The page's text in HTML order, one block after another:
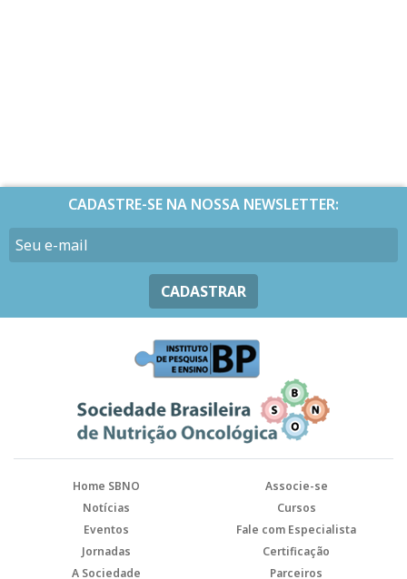
CADASTRE-SE NA NOSSA NEWSLETTER:
CADASTRAR
Home SBNO
Associe-se
Notícias
Cursos
Eventos
Fale com Especialista
Jornadas
Certificação
A Sociedade
Parceiros